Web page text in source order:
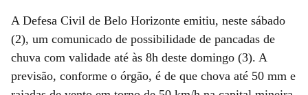
A Defesa Civil de Belo Horizonte emitiu, neste sábado
(2), um comunicado de possibilidade de pancadas de
chuva com validade até às 8h deste domingo (3). A
previsão, conforme o órgão, é de que chova até 50 mm e